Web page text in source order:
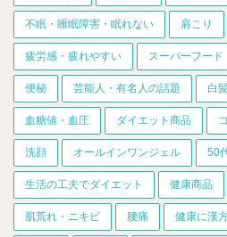
不眠・睡眠障害・眠れない 肩こり
疲労感・疲れやすい スーパーフード
便秘 芸能人・有名人の話題 白
血糖値・血圧 ダイエット商品
洗顔 オールインワンジェル 50
生活の工夫でダイエット 健康商品
肌荒れ・ニキビ 腰痛 健康に漢